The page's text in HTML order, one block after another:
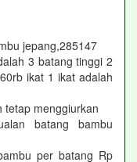
jepang,285147
3 batang tinggi 2
ikat 1 ikat adalah
tetap menggiurkan
batang bambu
per batang Rp